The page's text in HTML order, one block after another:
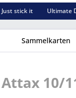
Just stick it Ultimate
Sammelkarten
10/